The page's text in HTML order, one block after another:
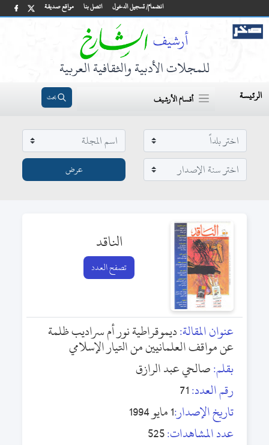
مواقع صديقة اتصل بنا انضمام/ تسجيل الدخول
للمجلات الأدبية والثقافية العربية
الرئيسة أقسام الأرشيف بحث
الناقد
تصفح العدد
عنوان المقالة:ديموقراطية نور أم سراديب ظلمة
عن مواقف العلمانيين من التيار الإسلامي
بقلم:صالحي عبد الرازق
رقم العدد:71
تاريخ الإصدار:1 مايو 1994
عدد المشاهدات:525